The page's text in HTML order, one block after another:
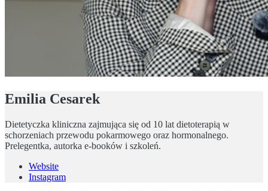
Emilia Cesarek
Dietetyczka kliniczna zajmująca się od 10 lat dietoterapią w
schorzeniach przewodu pokarmowego oraz hormonalnego.
Prelegentka, autorka e-booków i szkoleń.
Website
Instagram